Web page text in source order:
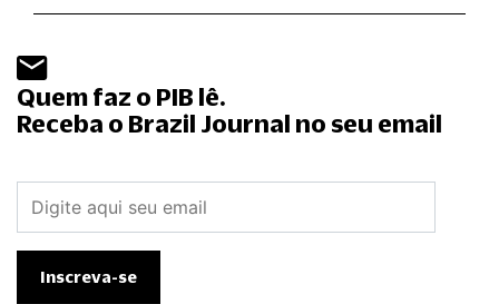
Quem faz o PIB lê.
Receba o Brazil Journal no seu email